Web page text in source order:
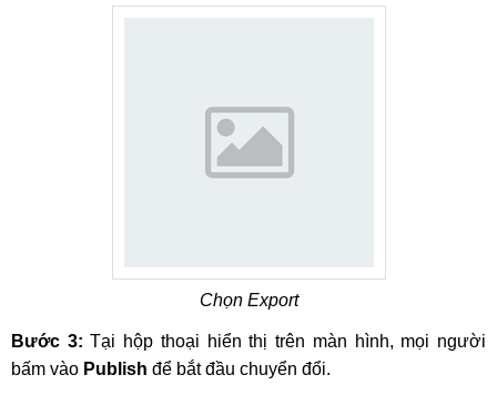
Chọn Export
Bước 3: Tại hộp thoại hiển thị trên màn hình, mọi người
bấm vào Publish để bắt đầu chuyển đổi.